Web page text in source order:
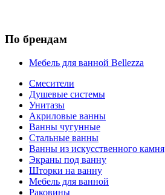
По брендам
Мебель для ванной Bellezza
Смесители
Душевые системы
Унитазы
Акриловые ванны
Ванны чугунные
Стальные ванны
Ванны из искусственного камня
Экраны под ванну
Шторки на ванну
Мебель для ванной
Раковины